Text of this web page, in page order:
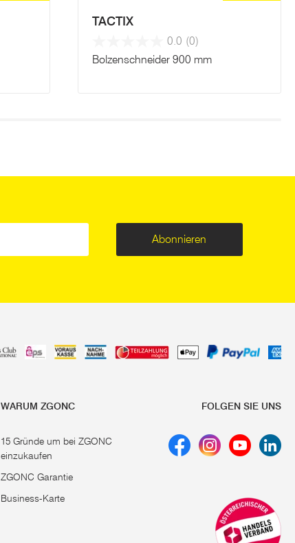
TACTIX
0.0 (0)
Bolzenschneider 900 mm
Abonnieren
WARUM ZGONC
15 Gründe um bei ZGONC
einzukaufen
ZGONC Garantie
Business-Karte
FOLGEN SIE UNS